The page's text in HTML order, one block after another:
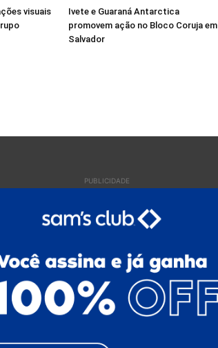
visuais
Ivete e Guaraná Antarctica
promovem ação no Bloco Coruja em
Salvador
PUBLICIDADE